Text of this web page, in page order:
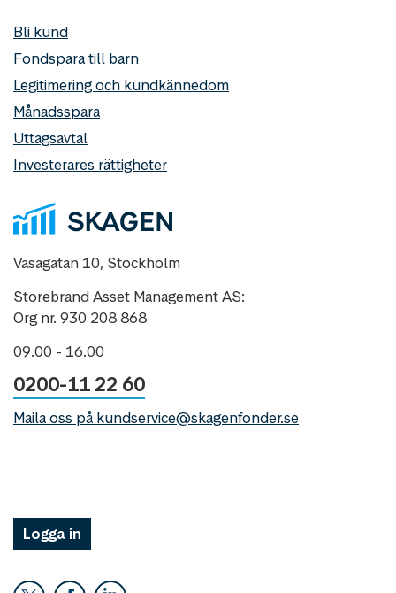
Bli kund
Fondspara till barn
Legitimering och kundkännedom
Månadsspara
Uttagsavtal
Investerares rättigheter
Vasagatan 10, Stockholm
Storebrand Asset Management AS:
Org nr. 930 208 868
09.00 - 16.00
0200-11 22 60
Maila oss på kundservice@skagenfonder.se
Logga in